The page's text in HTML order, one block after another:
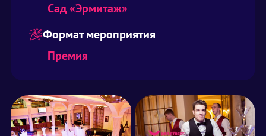
Сад «Эрмитаж»
Формат мероприятия
Премия